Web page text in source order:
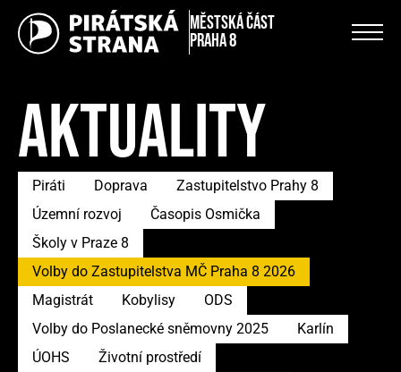
městská část
Praha 8
AKTUALITY
Piráti Doprava
Zastupitelstvo Prahy 8
Územní rozvoj
Časopis Osmička
Školy v Praze 8
Volby do Zastupitelstva MČ Praha 8 2026
Magistrát
Kobylisy
ODS
Volby do Poslanecké sněmovny 2025
Karlín
ÚOHS
Životní prostředí